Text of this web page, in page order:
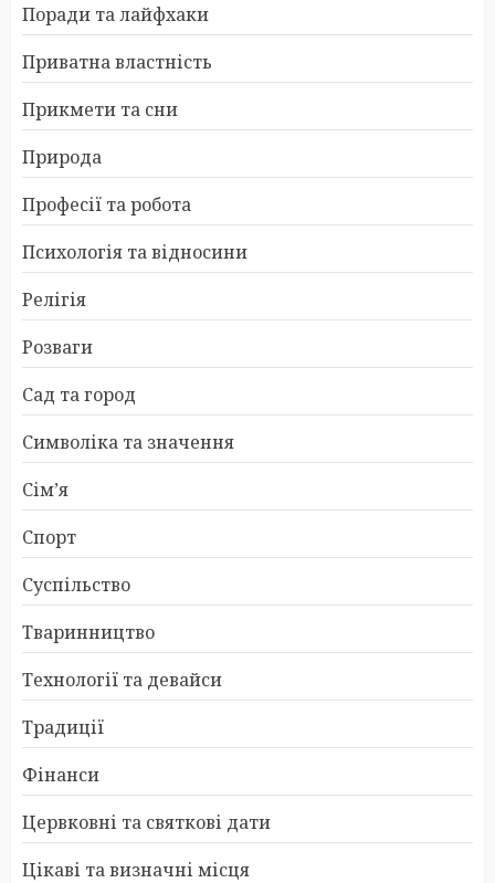
Поради та лайфхаки
Приватна властність
Прикмети та сни
Природа
Професії та робота
Психологія та відносини
Релігія
Розваги
Сад та город
Символіка та значення
Сім’я
Спорт
Суспільство
Тваринництво
Технології та девайси
Традиції
Фінанси
Цервковні та святкові дати
Цікаві та визначні місця